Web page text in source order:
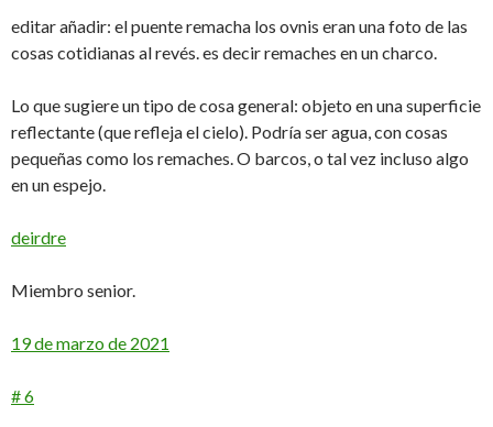
editar añadir: el puente remacha los ovnis eran una foto de las
cosas cotidianas al revés. es decir remaches en un charco.
Lo que sugiere un tipo de cosa general: objeto en una superficie
reflectante (que refleja el cielo). Podría ser agua, con cosas
pequeñas como los remaches. O barcos, o tal vez incluso algo
en un espejo.
deirdre
Miembro senior.
19 de marzo de 2021
# 6